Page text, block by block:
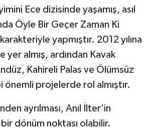
Ece dizisinde yaşamış, asıl
Öyle Bir Geçer Zaman Ki
yapmıştır. 2012 yılına
yer almış, ardından Kavak
Kahireli Palas ve Ölümsüz
önemli projelerde rol almıştır.
ayrılması, Anıl İlter'in
dönüm noktası olabilir.